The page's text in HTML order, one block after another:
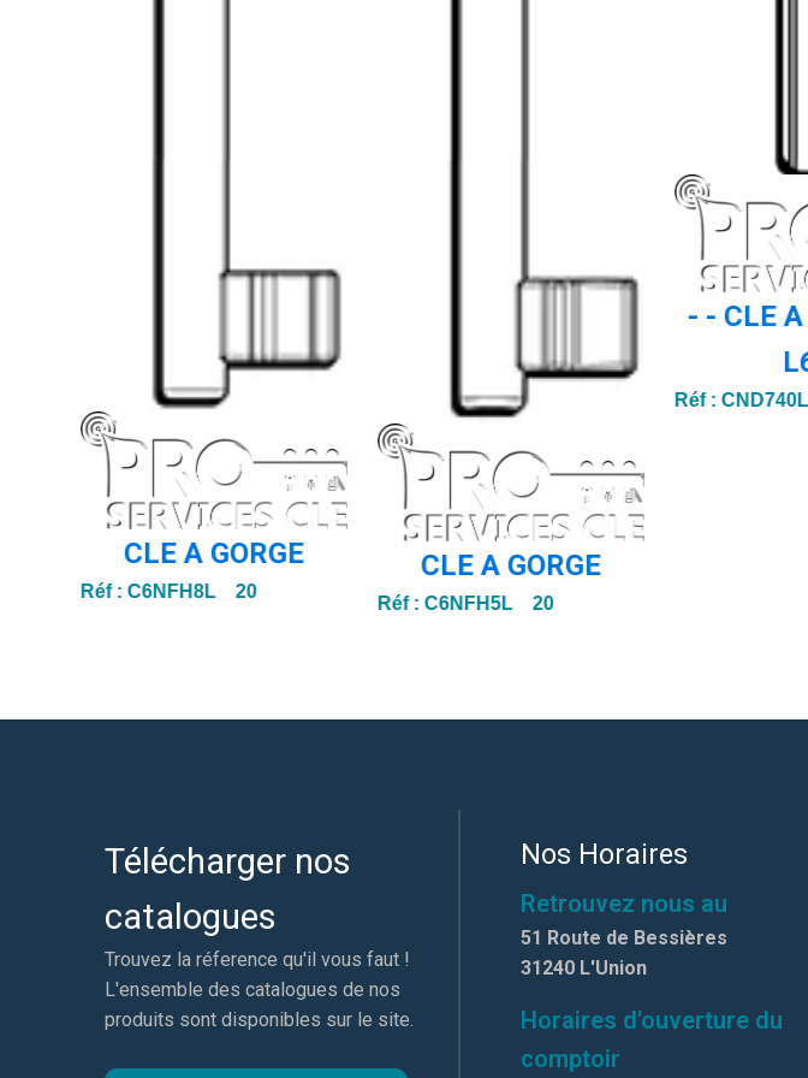
CLE A GORGE
Réf :C6NFH8L 20
CLE A GORGE
Réf :C6NFH5L 20
- - CLE
Réf :
Télécharger nos
catalogues
Trouvez la réference qu'il vous faut !
L'ensemble des catalogues de nos
produits sont disponibles sur le site.
Nos Horaires
Retrouvez nous au
51 Route de Bessières
31240 L'Union
Horaires d'ouverture du
comptoir